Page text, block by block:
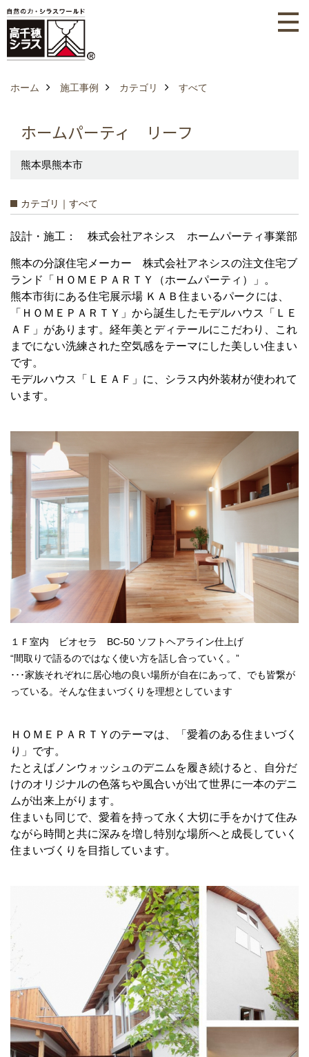
ホーム 施工事例 カテゴリ すべて
ホームパーティ リーフ
熊本県熊本市
カテゴリ｜すべて
設計・施工： 株式会社アネシス ホームパーティ事業部
熊本の分譲住宅メーカー 株式会社アネシスの注文住宅ブ
ランド「ＨＯＭＥＰＡＲＴＹ（ホームパーティ）」。
熊本市街にある住宅展示場 ＫＡＢ住まいるパークには、
「ＨＯＭＥＰＡＲＴＹ」から誕生したモデルハウス「ＬＥ
ＡＦ」があります。経年美とディテールにこだわり、これ
までにない洗練された空気感をテーマにした美しい住まい
です。
モデルハウス「ＬＥＡＦ」に、シラス内外装材が使われて
います。
１Ｆ室内 ビオセラ BC-50 ソフトヘアライン仕上げ
“間取りで語るのではなく使い方を話し合っていく。”
･･･家族それぞれに居心地の良い場所が自在にあって、でも皆繋が
っている。そんな住まいづくりを理想としています
ＨＯＭＥＰＡＲＴＹのテーマは、「愛着のある住まいづく
り」です。
たとえばノンウォッシュのデニムを履き続けると、自分だ
けのオリジナルの色落ちや風合いが出て世界に一本のデニ
ムが出来上がります。
住まいも同じで、愛着を持って永く大切に手をかけて住み
ながら時間と共に深みを増し特別な場所へと成長していく
住まいづくりを目指しています。